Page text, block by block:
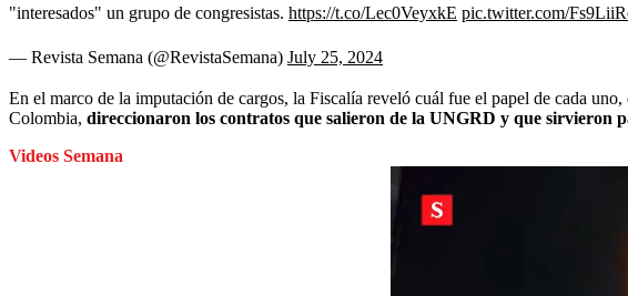
"interesados" un grupo de congresistas. https://t.co/Lec0VeyxkE pic.twitter.com/
— Revista Semana (@RevistaSemana) July 25, 2024
En el marco de la imputación de cargos, la Fiscalía reveló cuál fue el papel de cada
Colombia, direccionaron los contratos que salieron de la UNGRD y que sirvieron
Videos Semana